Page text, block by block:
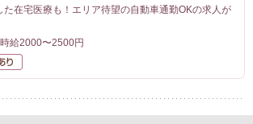
在宅医療も！エリア待望の自動車通勤OKの求人が
時給2000〜2500円